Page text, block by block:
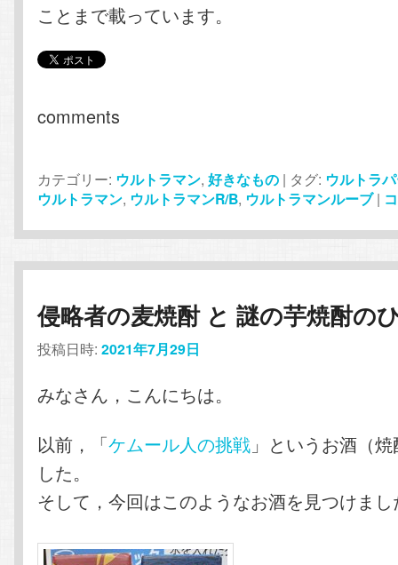
ことまで載っています。
comments
カテゴリー: ウルトラマン,好きなもの | タグ: ウルトラ
ウルトラマン, ウルトラマンR/B, ウルトラマンルーブ |
侵略者の麦焼酎 と 謎の芋焼酎の
投稿日時:2021年7月29日
みなさん，こんにちは。
以前，「ケムール人の挑戦 」というお酒（
した。
そして，今回はこのようなお酒を見つけま